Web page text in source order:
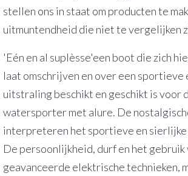
stellen ons in staat om producten te
uitmuntendheid die niet te vergelijken
'Eén en al suplèsse'een boot die zich
laat omschrijven en over een sportieve
uitstraling beschikt en geschikt is voor
watersporter met alure. De
interpreteren het sportieve en
De persoonlijkheid, durf en het gebruik
geavanceerde elektrische technieken,